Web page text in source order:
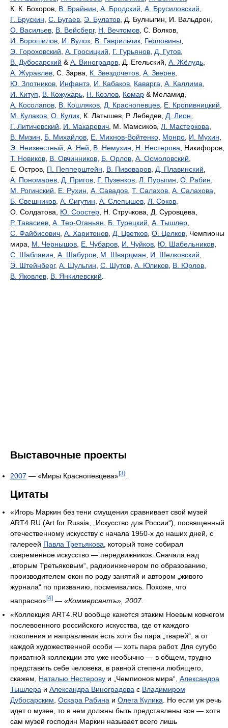
К. К. Бохоров, В. Брайнин, А. Бродский, А. Брусиловский,
Г. Брускин, С. Бугаев, Э. Булатов, Д. Булныгин, И. Вальдрон,
О. Васильев, В. Вейсберг, Н. Вечтомов, С. Волков,
И. Ворошилов, И. Вулох, В. Гаврильчик, Герловины,
Э. Гороховский, А. Гросицкий, Г. Гурьянов, Д. Гутов,
В. Дубосарский &А. Виноградов, Д. Егельский, А. Жёлудь,
А. Журавлев, С. Зарва, К. Звездочетов, А. Зверев,
Ю. Злотников, Инфантэ, И. Кабаков, Каварга, А. Каллима,
И. Китуп, В. Кожухарь, Н. Козлов, Комар & Меламид,
А. Косолапов, В. Кошляков, Д. Краснопевцев, Е. Кропивницкий,
М. Кулаков, О. Кулик, К. Латышев, Р. Лебедев, Д. Лион,
Г. Литичевский, И. Макаревич, М. Мамсиков, Л. Мастеркова,
В. Мизин, Б. Михайлов, Е. Михнов-Войтенко, Монро, И. Мухин,
Э. Неизвестный, А. Ней, В. Немухин, Н. Нестерова, Никифоров,
Т. Новиков, В. Овчинников, Б. Орлов, А. Осмоловский,
Е. Остров, П. Пепперштейн, В. Пивоваров, Д. Плавинский,
А. Пономарев, Д. Пригов, Г. Пузенков, Л. Пурыгин, О. Рабин,
М. Рогинский, Е. Рухин, А. Савадов, Т. Салахов, А. Салахова,
Б. Свешников, А. Сигутин, А. Слепышев, Л. Соков,
О. Солдатова, Ю. Соостер, Н. Стручкова, Д. Суровцева,
Р. Тавасиев, А. Тер-Оганьян, Б. Турецкий, А. Тышлер,
С. Файбисович, А. Харитонов, Д. Цветков, О. Целков, Чемпионы
мира, М. Чернышов, Е. Чубаров, И. Чуйков, Ю. Шабельников,
С. Шаблавин, А. Шабуров, М. Шварцман, И. Шелковский,
Э. Штейнберг, А. Шульгин, С. Шутов, А. Юликов, В. Юрлов,
В. Яковлев, В. Янкилевский.
Выставочные проекты
2007 — «Миры Краснопевцева»[3]
Цитаты
«Игорь Маркин без тени смущения сравнивает свой музей
ART4.RU (Art for Russia, „Искусство для России“), посвященный
отечественному искусству с начала 1950-х до наших дней, с
галереей Павла Третьякова , который тоже собирал
современное искусство — передвижников. Сначала над
„вторым Третьяковым“, радиоинженером по образованию,
производителем окон по роду занятий и автором „живого
журнала“ по призванию, посмеивались. Похоже, что
напрасно»[4] — «Коммерсантъ», 2007.
«Коллекция ART4.RU вообще кажется этаким Ноевым ковчегом
послевоенного российского искусства, где от каждого
поколения и направления есть хотя бы пара „тварей“, а от
каждой художественной особи — хоть пара работ. Для сугубо
приватной коллекции это уже необычно — в общем, трудно
представить себе человека, в равной степени любящего,
скажем, Наталью Нестерову и „Чемпионов мира“, Александра
Тышлера и Александра Виноградова с Владимиром
Дубосарским Оскара Рабина и Олега Кулика . Но если уж речь
идет о музее, то в нем должны быть представлены все — хотя
сам музей господин Маркин называет всего лишь